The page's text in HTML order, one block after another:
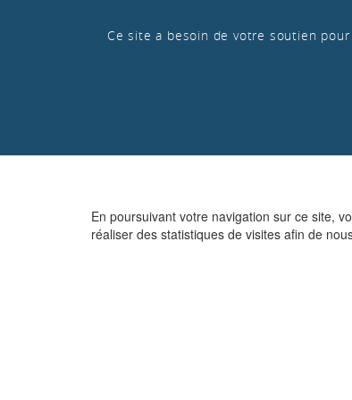
En poursuivant votre navigation sur ce site,
réaliser des statistiques de visites afin de
Ce site a besoin de votre soutien